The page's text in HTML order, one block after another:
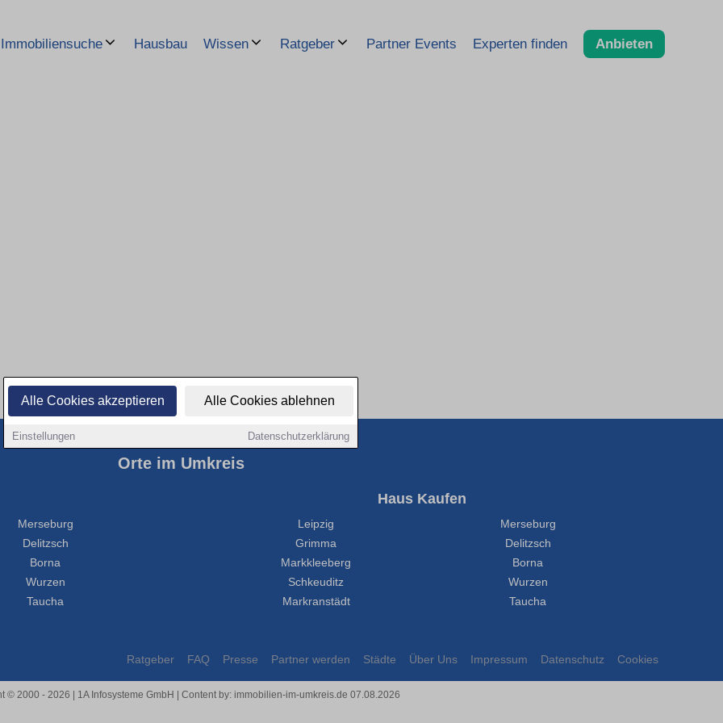
Alle Cookies akzeptieren Alle Cookies ablehnen
Einstellungen Datenschutzerklärung
Immobiliensuche Hausbau Wissen Ratgeber Partner Events Experten finden Anbieten
Orte im Umkreis
Merseburg
Delitzsch
Borna
Wurzen
Taucha
Haus Kaufen
Leipzig
Merseburg
Grimma
Delitzsch
Markkleeberg
Borna
Schkeuditz
Wurzen
Markranstädt
Taucha
Ratgeber FAQ Presse Partner werden Städte Über Uns Impressum Datenschutz Cookies
© 2000 - 2026 | 1A Infosysteme GmbH | Content by: immobilien-im-umkreis.de 07.08.2026